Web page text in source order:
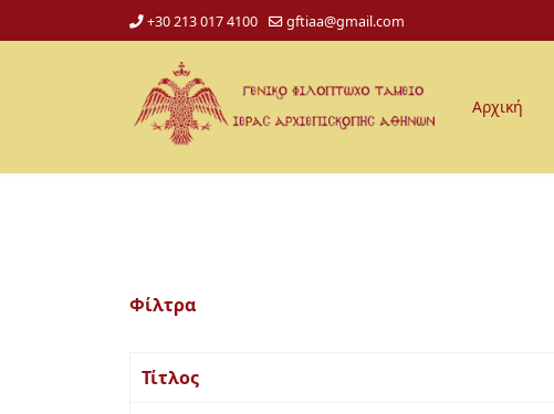
+30 213 017 4100 gftiaa@gmail.com
Αρχική
Φίλτρα
Τίτλος